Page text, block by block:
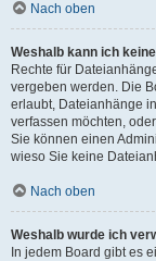
Nach oben
Weshalb kann ich
Rechte für
vergeben werden. Die
erlaubt, Dateianhänge
verfassen möchten,
Sie können einen
wieso Sie keine
Nach oben
Weshalb wurde ich
In jedem Board gibt es